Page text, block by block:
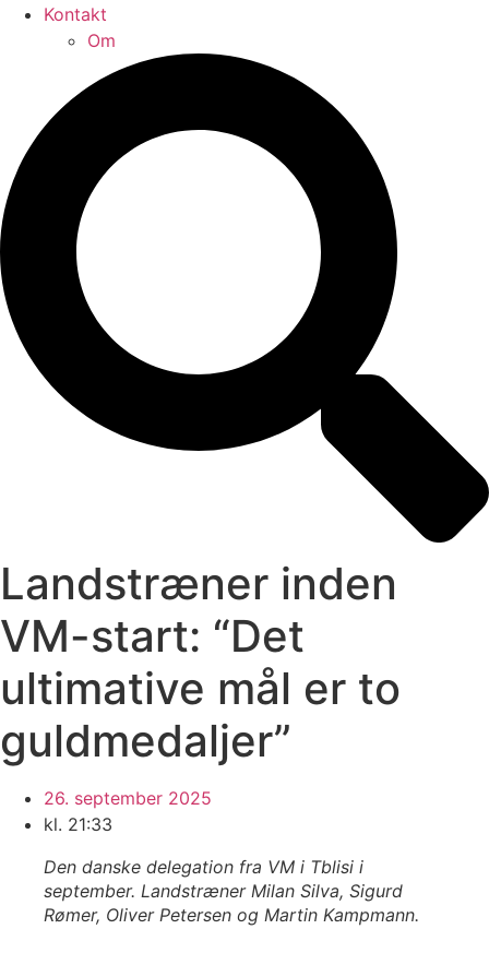
Kontakt
Om
Landstræner inden
VM-start: “Det
ultimative mål er to
guldmedaljer”
26. september 2025
kl. 21:33
Den danske delegation fra VM i Tblisi i
september. Landstræner Milan Silva, Sigurd
Rømer, Oliver Petersen og Martin Kampmann.